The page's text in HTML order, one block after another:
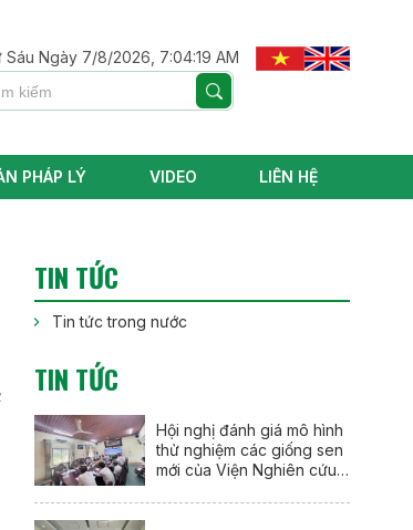
Sáu Ngày 7/8/2026, 7:04:21 AM
PHÁP LÝ VIDEO LIÊN HỆ
TIN TỨC
Tin tức trong nước
TIN TỨC
Hội nghị đánh giá mô hình
thử nghiệm các giống sen
mới của Viện Nghiên cứu